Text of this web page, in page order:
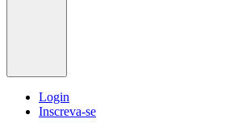
Login
Inscreva-se